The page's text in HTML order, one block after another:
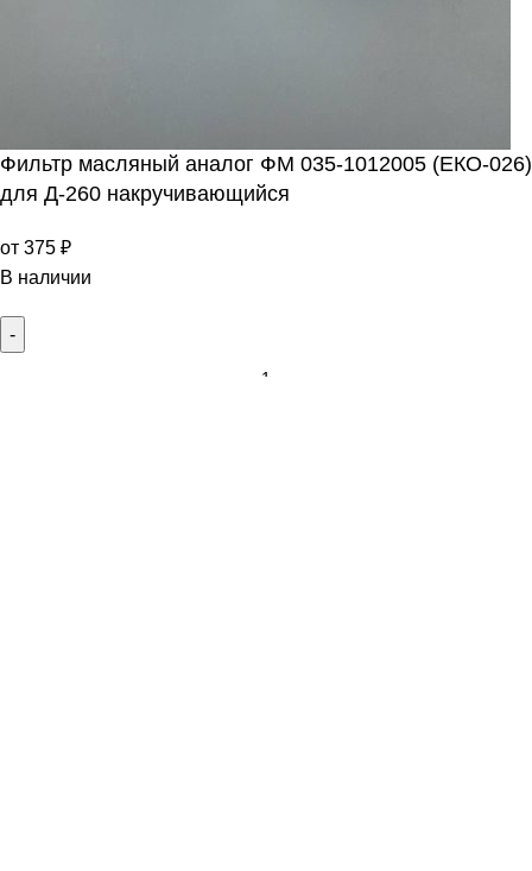
Фильтр масляный аналог ФМ 035-1012005 (ЕКО-026)
для Д-260 накручивающийся
от 375 ₽
В наличии